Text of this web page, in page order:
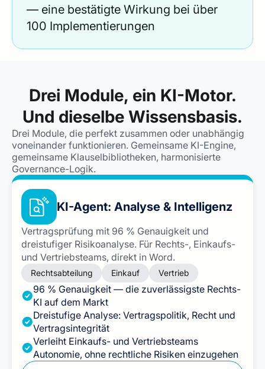
— eine bestätigte Wirkung bei über
100 Implementierungen
Drei Module, ein KI-Motor.
Und dieselbe Wissensbasis.
Drei Module, die perfekt zusammen oder unabhängig
voneinander funktionieren. Gemeinsame KI-Engine,
gemeinsame Klauselbibliotheken, harmonisierte
Governance-Logik.
KI-Agent: Analyse & Intelligenz
Vertragsprüfung mit 96 % Genauigkeit und
dreistufiger Risikoanalyse. Für Rechts-, Einkaufs-
und Vertriebsteams, direkt in Word.
Rechtsabteilung Einkauf Vertrieb
96 % Genauigkeit — die zuverlässigste Rechts-
KI auf dem Markt
Dreistufige Analyse: Vertragspolitik, Recht und
Vertragsintegrität
Verleiht Einkaufs- und Vertriebsteams
Autonomie, ohne rechtliche Risiken einzugehen